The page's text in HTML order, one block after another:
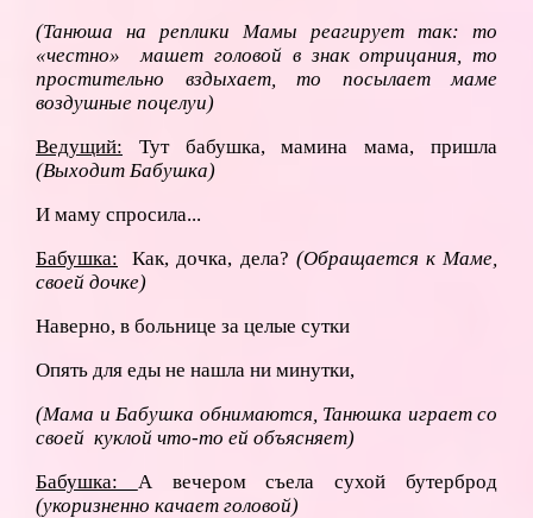
(Танюша на реплики Мамы реагирует так: то
«честно» машет головой в знак отрицания, то
простительно вздыхает, то посылает маме
воздушные поцелуи)
Ведущий: Тут бабушка, мамина мама, пришла
(Выходит Бабушка)
И маму спросила...
Бабушка:
Как, дочка, дела? (Обращается к Маме,
своей дочке)
Наверно, в больнице за целые сутки
Опять для еды не нашла ни минутки,
(Мама и Бабушка обнимаются, Танюшка играет со
своей куклой что-то ей объясняет)
Бабушка: А вечером съела сухой бутерброд
(укоризненно качает головой)